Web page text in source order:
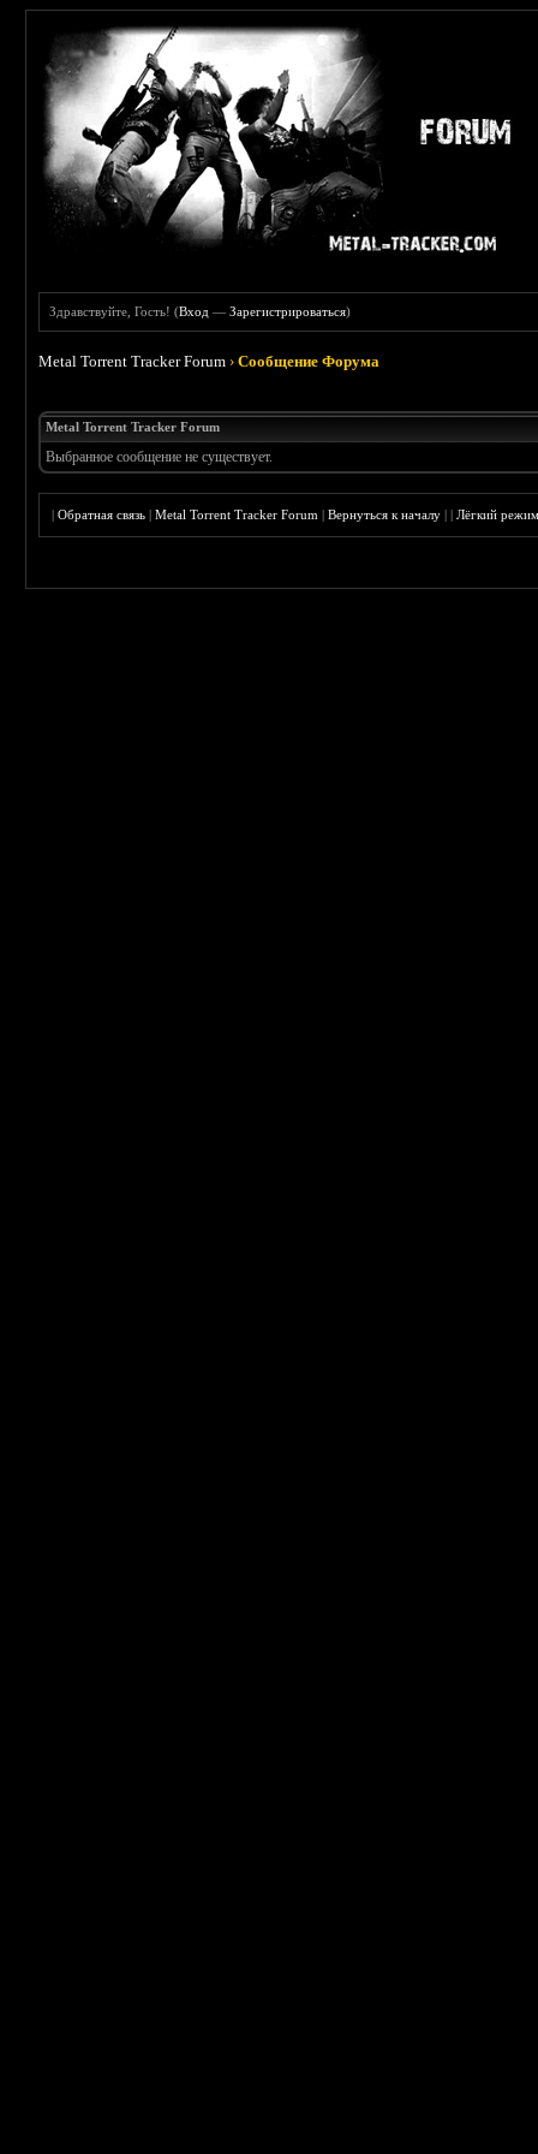
Здравствуйте, Гость! (Вход —Зарегистрироваться)
Metal Torrent Tracker Forum ›Сообщение Форума
Metal Torrent Tracker Forum
Выбранное сообщение не существует.
|Обратная связь |Metal Torrent Tracker Forum |Вернуться к началу ||Лёгкий